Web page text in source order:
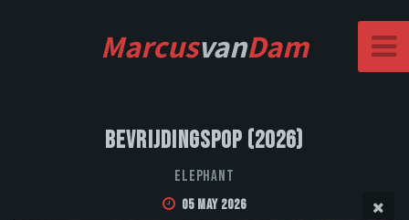
MarcusvanDam
Bevrijdingspop (2026)
Elephant
05 May 2026